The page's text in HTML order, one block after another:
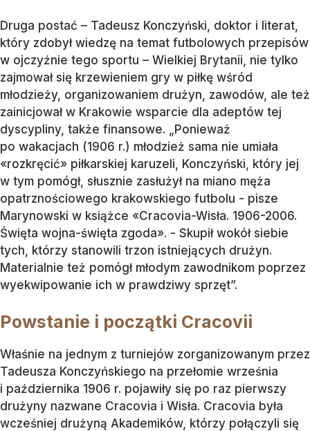
Druga postać – Tadeusz Konczyński, doktor i literat,
który zdobył wiedzę na temat futbolowych przepisów
w ojczyźnie tego sportu – Wielkiej Brytanii, nie tylko
zajmował się krzewieniem gry w piłkę wśród
młodzieży, organizowaniem drużyn, zawodów, ale też
zainicjował w Krakowie wsparcie dla adeptów tej
dyscypliny, także finansowe. „Ponieważ
po wakacjach (1906 r.) młodzież sama nie umiała
«rozkręcić» piłkarskiej karuzeli, Konczyński, który jej
w tym pomógł, słusznie zasłużył na miano męża
opatrznościowego krakowskiego futbolu - pisze
Marynowski w książce «Cracovia-Wisła. 1906-2006.
Święta wojna-święta zgoda». - Skupił wokół siebie
tych, którzy stanowili trzon istniejących drużyn.
Materialnie też pomógł młodym zawodnikom poprzez
wyekwipowanie ich w prawdziwy sprzęt”.
Powstanie i początki Cracovii
Właśnie na jednym z turniejów zorganizowanym przez
Tadeusza Konczyńskiego na przełomie września
i października 1906 r. pojawiły się po raz pierwszy
drużyny nazwane Cracovia i Wisła. Cracovia była
wcześniej drużyną Akademików, którzy połączyli się